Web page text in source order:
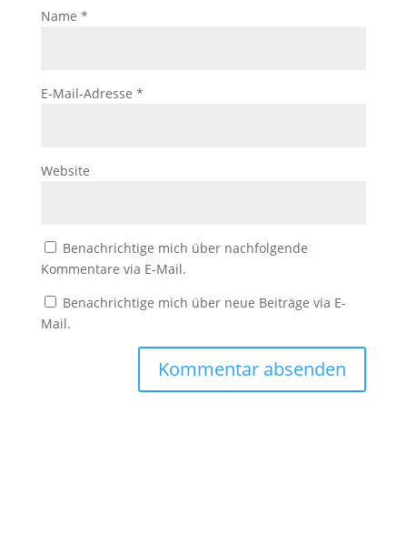
Name *
E-Mail-Adresse *
Website
Benachrichtige mich über nachfolgende
Kommentare via E-Mail.
Benachrichtige mich über neue Beiträge via E-
Mail.